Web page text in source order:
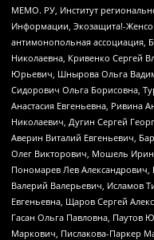
МЕМО. РУ, Институт
Информации, Экозащита!-
антимонопольная ассоциация,
Николаевна, Кривенко Сергей
Юрьевич, Шнырова Ольга
Сидорович Ольга Борисовна,
Анастасия Евгеньевна, Ривина
Николаевич, Дугин Сергей
Аверин Виталий Евгеньевич,
Олег Викторович, Мошель
Пономарев Лев
Валерий Валерьевич, Исламов
Евгеньевна, Щаров Сергей
Гасан Ольга Павловна, Паутов
Маркович, Пислакова-Паркер